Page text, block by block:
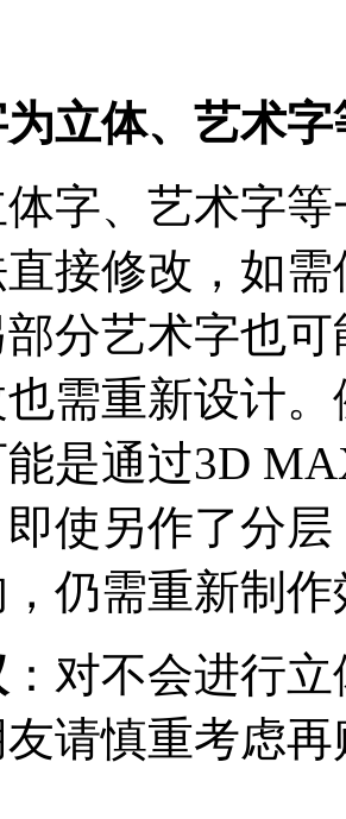
立体、艺术字
体字、艺术字
接修改，如
分艺术字也
需重新设计。
是通过3D
使另作了分
仍需重新制作
：对不会进行
请慎重考虑再